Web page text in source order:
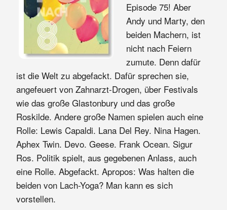
Episode 75! Aber
Andy und Marty, den
beiden Machern, ist
nicht nach Feiern
zumute. Denn dafür
ist die Welt zu abgefackt. Dafür sprechen sie,
angefeuert von Zahnarzt-Drogen, über Festivals
wie das große Glastonbury und das große
Roskilde. Andere große Namen spielen auch eine
Rolle: Lewis Capaldi. Lana Del Rey. Nina Hagen.
Aphex Twin. Devo. Geese. Frank Ocean. Sigur
Ros. Politik spielt, aus gegebenen Anlass, auch
eine Rolle. Abgefackt. Apropos: Was halten die
beiden von Lach-Yoga? Man kann es sich
vorstellen.